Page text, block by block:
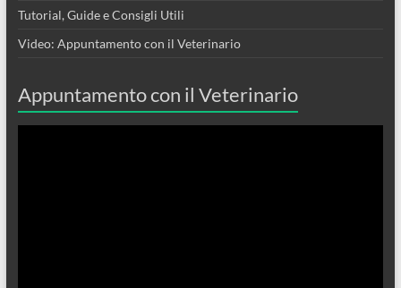
Tutorial, Guide e Consigli Utili
Video: Appuntamento con il Veterinario
Appuntamento con il Veterinario